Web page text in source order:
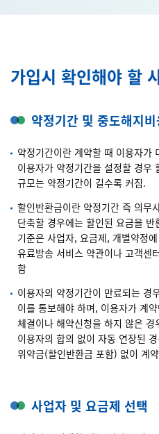
가입시 확인해야 할
약정기간 및 중도해지
약정기간이란 계약할 때 이용자가
이용자가 약정기간을 설정할 경우
규모는 약정기간이 길수록 커짐.
할인반환금이란 약정기간 즉 의무
단축할 경우에는 할인된 요금을
기준은 사업자, 요금제, 개별약정
유료방송 서비스 약관이나 고객센
함
이용자의 약정기간이 만료되는 경
이를 통보해야 하며, 이용자가 계
체결이나 해약신청을 하지 않은
이용자의 합의 없이 자동 연장된
위약금(할인반환금 포함) 없이 계
사업자 및 요금제 선택